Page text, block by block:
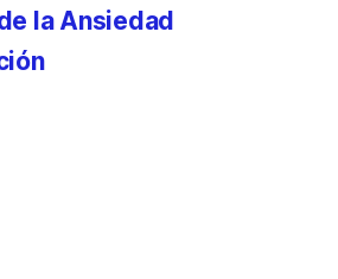
la Ansiedad